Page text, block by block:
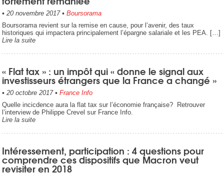
• 20 novembre 2017• Boursorama
Boursorama revient sur la remise en cause, pour l’avenir, des taux
historiques qui impactera principalement l’épargne salariale et les PEA. […]
Lire la suite
« Flat tax » : un impôt qui « donne le signal aux
investisseurs étrangers que la France a changé »
• 20 octobre 2017• France Info
Quelle incicdence aura la flat tax sur l’économie française? Retrouver
l’interview de Philippe Crevel sur France Info.
Lire la suite
Intéressement, participation : 4 questions pour
comprendre ces dispositifs que Macron veut
revisiter en 2018